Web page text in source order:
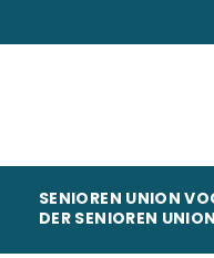
SENIOREN UNION
DER SENIOREN UNION